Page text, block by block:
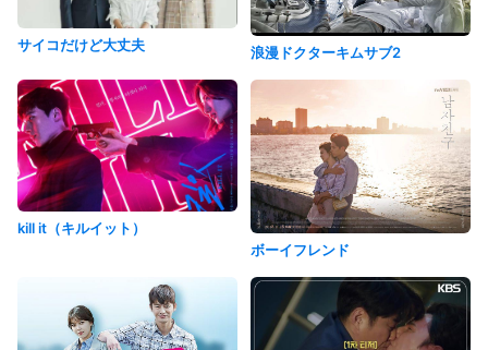
サイコだけど大丈夫 浪漫ドクターキムサブ2
kill it（キルイット）
ボーイフレンド